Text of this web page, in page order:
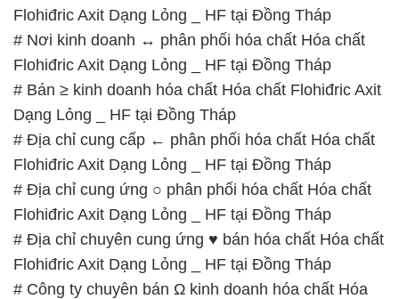
Flohiđric Axit Dạng Lỏng _ HF tại Đồng Tháp
# Nơi kinh doanh ↔ phân phối hóa chất Hóa chất
Flohiđric Axit Dạng Lỏng _ HF tại Đồng Tháp
# Bán ≥ kinh doanh hóa chất Hóa chất Flohiđric Axit
Dạng Lỏng _ HF tại Đồng Tháp
# Địa chỉ cung cấp ← phân phối hóa chất Hóa chất
Flohiđric Axit Dạng Lỏng _ HF tại Đồng Tháp
# Địa chỉ cung ứng ○ phân phối hóa chất Hóa chất
Flohiđric Axit Dạng Lỏng _ HF tại Đồng Tháp
# Địa chỉ chuyên cung ứng ♥ bán hóa chất Hóa chất
Flohiđric Axit Dạng Lỏng _ HF tại Đồng Tháp
# Công ty chuyên bán Ω kinh doanh hóa chất Hóa